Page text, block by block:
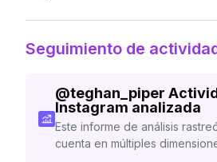
Seguimiento de
@teghan_piper
Instagram analizada
Este informe de análisis
cuenta en múltiples